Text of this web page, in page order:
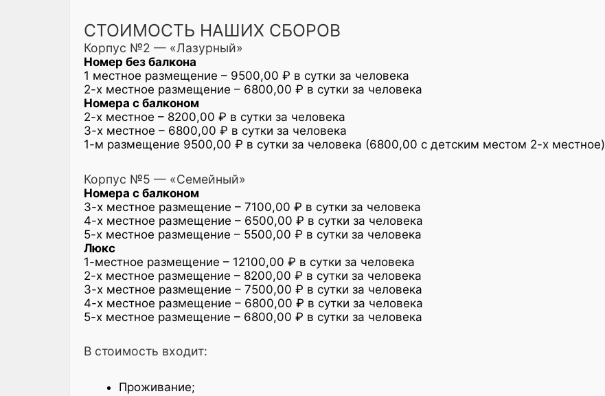
СТОИМОСТЬ НАШИХ СБОРОВ
Корпус №2 — «Лазурный»
Номер без балкона
1 местное размещение – 9500,00 ₽ в сутки за человека
2-х местное размещение – 6800,00 ₽ в сутки за человека
Номера с балконом
2-х местное – 8200,00 ₽ в сутки за человека
3-х местное – 6800,00 ₽ в сутки за человека
1-м размещение 9500,00 ₽ в сутки за человека (6800,00 с детским местом 2-х местное)
Корпус №5 — «Семейный»
Номера с балконом
3-х местное размещение – 7100,00 ₽ в сутки за человека
4-х местное размещение – 6500,00 ₽ в сутки за человека
5-х местное размещение – 5500,00 ₽ в сутки за человека
Люкс
1-местное размещение – 12100,00 ₽ в сутки за человека
2-х местное размещение – 8200,00 ₽ в сутки за человека
3-х местное размещение – 7500,00 ₽ в сутки за человека
4-х местное размещение – 6800,00 ₽ в сутки за человека
5-х местное размещение – 6800,00 ₽ в сутки за человека
В стоимость входит:
Проживание;